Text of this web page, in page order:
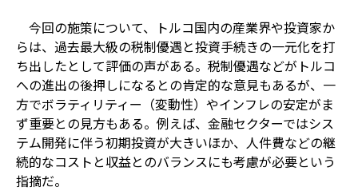
今回の施策について、トルコ国内の産業界や投資家か
らは、過去最大級の税制優遇と投資手続きの一元化を打
ち出したとして評価の声がある。税制優遇などがトルコ
への進出の後押しになるとの肯定的な意見もあるが、一
方でボラティリティー（変動性）やインフレの安定がま
ず重要との見方もある。例えば、金融セクターではシス
テム開発に伴う初期投資が大きいほか、人件費などの継
続的なコストと収益とのバランスにも考慮が必要という
指摘だ。